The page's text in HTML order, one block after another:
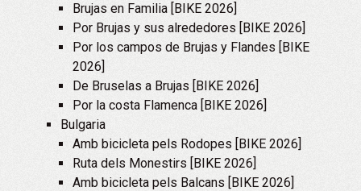
Brujas en Familia [BIKE 2026]
Por Brujas y sus alrededores [BIKE 2026]
Por los campos de Brujas y Flandes [BIKE
2026]
De Bruselas a Brujas [BIKE 2026]
Por la costa Flamenca [BIKE 2026]
Bulgaria
Amb bicicleta pels Rodopes [BIKE 2026]
Ruta dels Monestirs [BIKE 2026]
Amb bicicleta pels Balcans [BIKE 2026]